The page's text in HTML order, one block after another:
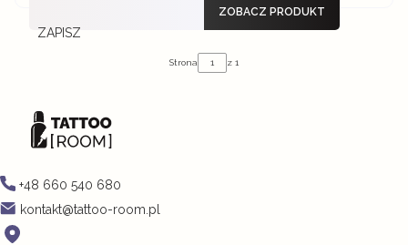
ZAPISZ
ZOBACZ PRODUKT
Strona z 1
+48 660 540 680
kontakt@tattoo-room.pl